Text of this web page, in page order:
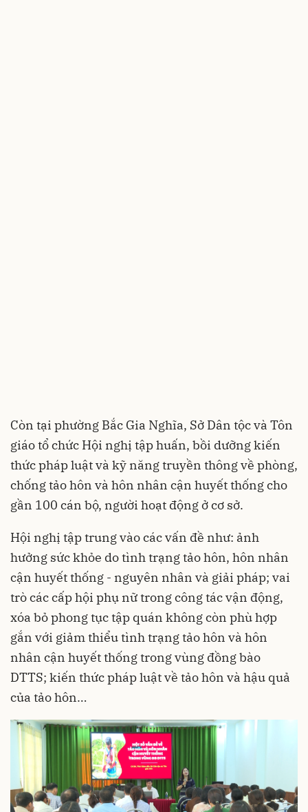
Còn tại phường Bắc Gia Nghĩa, Sở Dân tộc và Tôn
giáo tổ chức Hội nghị tập huấn, bồi dưỡng kiến
thức pháp luật và kỹ năng truyền thông về phòng,
chống tảo hôn và hôn nhân cận huyết thống cho
gần 100 cán bộ, người hoạt động ở cơ sở.
Hội nghị tập trung vào các vấn đề như: ảnh
hưởng sức khỏe do tình trạng tảo hôn, hôn nhân
cận huyết thống - nguyên nhân và giải pháp; vai
trò các cấp hội phụ nữ trong công tác vận động,
xóa bỏ phong tục tập quán không còn phù hợp
gắn với giảm thiểu tình trạng tảo hôn và hôn
nhân cận huyết thống trong vùng đồng bào
DTTS; kiến thức pháp luật về tảo hôn và hậu quả
của tảo hôn…